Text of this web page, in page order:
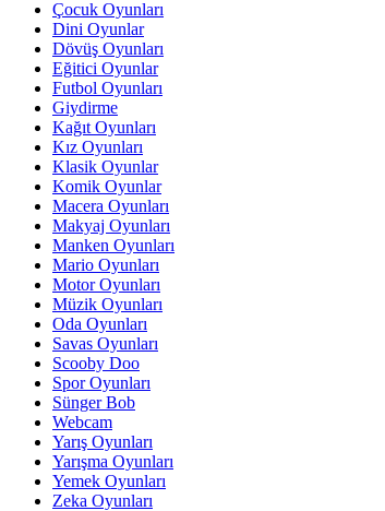
Çocuk Oyunları
Dini Oyunlar
Dövüş Oyunları
Eğitici Oyunlar
Futbol Oyunları
Giydirme
Kağıt Oyunları
Kız Oyunları
Klasik Oyunlar
Komik Oyunlar
Macera Oyunları
Makyaj Oyunları
Manken Oyunları
Mario Oyunları
Motor Oyunları
Müzik Oyunları
Oda Oyunları
Savas Oyunları
Scooby Doo
Spor Oyunları
Sünger Bob
Webcam
Yarış Oyunları
Yarışma Oyunları
Yemek Oyunları
Zeka Oyunları